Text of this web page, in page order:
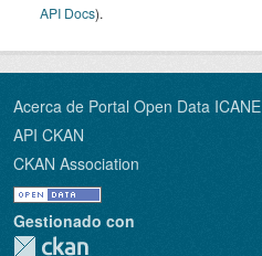
API Docs).
Acerca de Portal Open Data ICANE
API CKAN
CKAN Association
Gestionado con